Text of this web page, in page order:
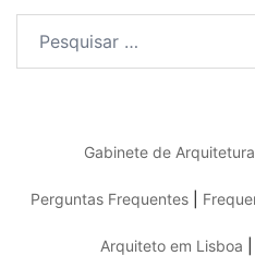
por:
Gabinete de Arquitetura
Perguntas Frequentes|
Arquiteto em Lisboa